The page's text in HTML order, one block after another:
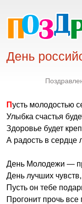
День
Пусть молодостью
Улыбка счастья
Здоровье будет
А радость в сердце
День Молодежи —
День лучших
Пусть он тебе
Прогонит прочь все